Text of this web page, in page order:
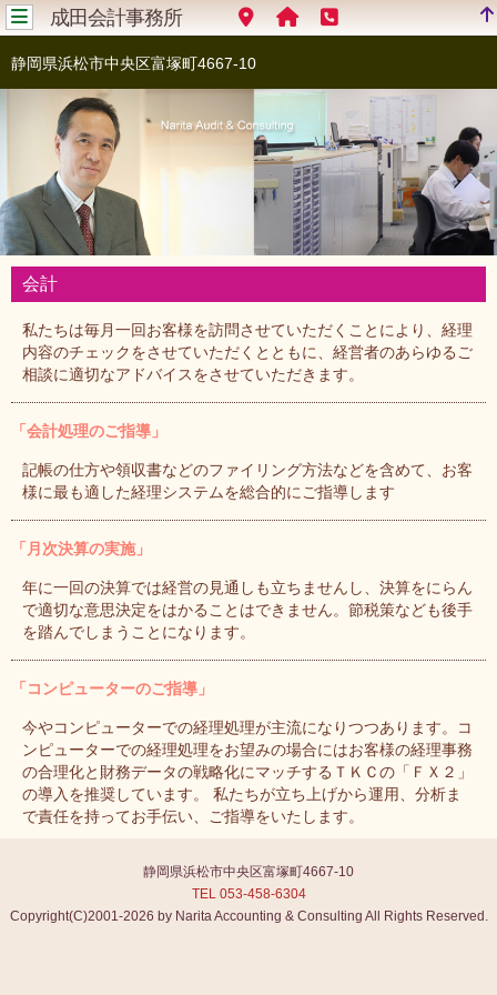
成田会計事務所
静岡県浜松市中央区富塚町4667-10
会計
私たちは毎月一回お客様を訪問させていただくことにより、経理
内容のチェックをさせていただくとともに、経営者のあらゆるご
相談に適切なアドバイスをさせていただきます。
「会計処理のご指導」
記帳の仕方や領収書などのファイリング方法などを含めて、お客
様に最も適した経理システムを総合的にご指導します
「月次決算の実施」
年に一回の決算では経営の見通しも立ちませんし、決算をにらん
で適切な意思決定をはかることはできません。節税策なども後手
を踏んでしまうことになります。
「コンピューターのご指導」
今やコンピューターでの経理処理が主流になりつつあります。コ
ンピューターでの経理処理をお望みの場合にはお客様の経理事務
の合理化と財務データの戦略化にマッチするＴＫＣの「ＦＸ２」
の導入を推奨しています。 私たちが立ち上げから運用、分析ま
で責任を持ってお手伝い、ご指導をいたします。
静岡県浜松市中央区富塚町4667-10
TEL 053-458-6304
Copyright(C)2001-2026 by Narita Accounting & Consulting All Rights Reserved.